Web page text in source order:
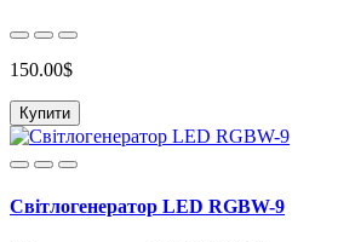
150.00$
Купити
Світлогенератор LED RGBW-9